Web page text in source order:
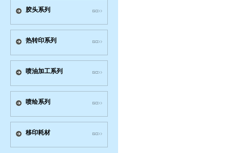
胶头系列
热转印系列
喷油加工系列
喷绘系列
移印耗材